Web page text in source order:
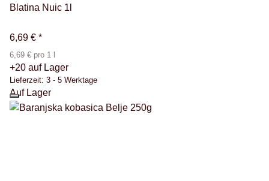
Blatina Nuic 1l
6,69 € *
6,69 € pro 1 l
+20 auf Lager
Lieferzeit: 3 - 5 Werktage
Auf Lager